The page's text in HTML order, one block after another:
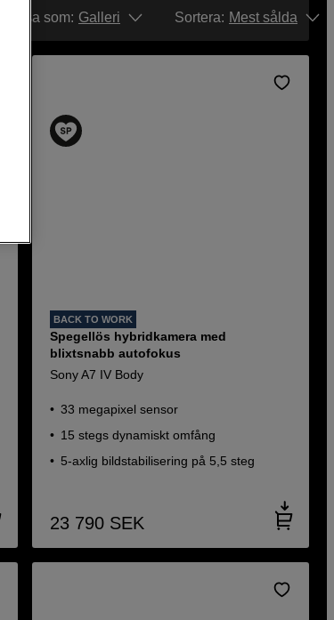
Visa som: Galleri Sortera: Mest sålda
BACK TO WORK
Spegellös hybridkamera med
blixtsnabb autofokus
Sony A7 IV Body
33 megapixel sensor
15 stegs dynamiskt omfång
5-axlig bildstabilisering på 5,5 steg
23 790 SEK